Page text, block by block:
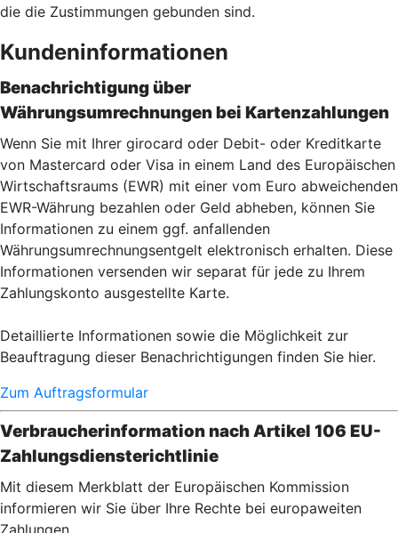
die die Zustimmungen gebunden sind.
Kundeninformationen
Benachrichtigung über
Währungsumrechnungen bei Kartenzahlungen
Wenn Sie mit Ihrer girocard oder Debit- oder Kreditkarte
von Mastercard oder Visa in einem Land des Europäischen
Wirtschaftsraums (EWR) mit einer vom Euro abweichenden
EWR-Währung bezahlen oder Geld abheben, können Sie
Informationen zu einem ggf. anfallenden
Währungsumrechnungsentgelt elektronisch erhalten. Diese
Informationen versenden wir separat für jede zu Ihrem
Zahlungskonto ausgestellte Karte.
Detaillierte Informationen sowie die Möglichkeit zur
Beauftragung dieser Benachrichtigungen finden Sie hier.
Zum Auftragsformular
Verbraucherinformation nach Artikel 106 EU-
Zahlungsdiensterichtlinie
Mit diesem Merkblatt der Europäischen Kommission
informieren wir Sie über Ihre Rechte bei europaweiten
Zahlungen.